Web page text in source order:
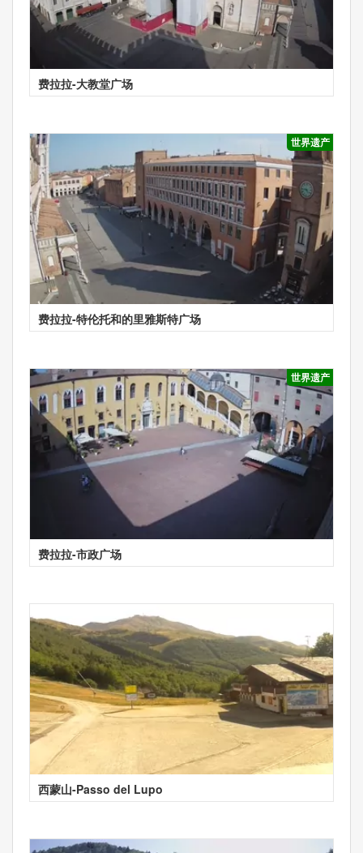
费拉拉-大教堂广场
世界遗产
费拉拉-特伦托和的里雅斯特广场
世界遗产
费拉拉-市政广场
西蒙山-Passo del Lupo